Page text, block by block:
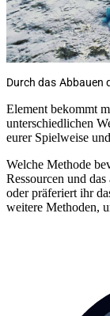
Durch das Abbauen
Element bekommt
unterschiedlichen
eurer Spielweise
Welche Methode
Ressourcen und
oder präferiert ihr
weitere Methoden,